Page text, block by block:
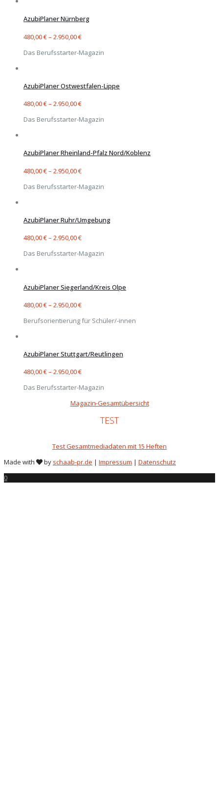
AzubiPlaner Nürnberg
480,00€– 2.950,00€
Das Berufsstarter-Magazin
AzubiPlaner Ostwestfalen-Lippe
480,00€– 2.950,00€
Das Berufsstarter-Magazin
AzubiPlaner Rheinland-Pfalz Nord/Koblenz
480,00€– 2.950,00€
Das Berufsstarter-Magazin
AzubiPlaner Ruhr/Umgebung
480,00€– 2.950,00€
Das Berufsstarter-Magazin
AzubiPlaner Siegerland/Kreis Olpe
480,00€– 2.950,00€
Berufsorientierung für Schüler/-innen
AzubiPlaner Stuttgart/Reutlingen
480,00€– 2.950,00€
Das Berufsstarter-Magazin
Magazin-Gesamtübersicht
TEST
Test Gesamtmediadaten mit 15 Heften
Made with
by schaab-pr.de | Impressum | Datenschutz
0